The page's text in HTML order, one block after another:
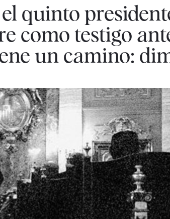
quinto
como testigo
un camino: